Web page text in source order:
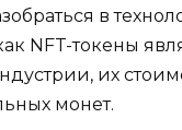
в
NFT-токены
их
монет.